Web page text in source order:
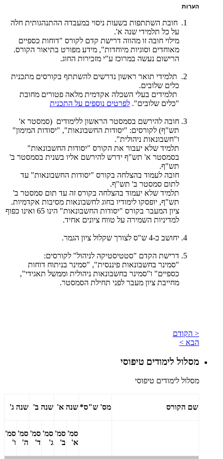
הערות
חובת השתתפות בשעות ניסוי במעבדה ההתנהגותית חלה
על כל תלמידי שנה א'.
מילוי חובה זו מהווה דרישת קדם לקורס "דוחות כספיים
מאוחדים וסוגיות מיוחדות", מידע מפורט בתיאור הקורס.
הרישום נעשה במרוכז ע"י מזכירות החוג.
תלמידי תואר ראשון נדרשים להשתתף בקורסים מתכנית
כלים שלובים.
תלמידים בעלי השכלה אקדמית מלאה פטורים מחובת
"כלים שלובים". לפרטים נוספים על התכנית
חובה להירשם בסמסטר הראשון ללימודים (סמסטר א'
תש"ף) לקורסים: "יסודות החשבונאות", "יסודות המימון"
ו"חשבונאות ניהולית".
תלמיד שלא יעבור את הקורס "יסודות החשבונאות"
בסמסטר א' תש"ף ידרש להירשם אליו בשנית בסמסטר ב'
תש"ף.
חובה לעמוד בהצלחה בקורס "יסודות החשבונאות" עד
לתום סמסטר ב' תש"ף.
תלמיד שלא יעמוד בהצלחה בקורס זה עד תום סמסטר ב'
תש"ף, יופסקו לימודיו בחוג לחשבונאות מסיבות אקדמיות.
ציון המעבר בקורס "יסודות החשבונאות" הינו 65 ואינו כפוף
למדיניות השמירה על טווח ציונים אחיד.
יחושב כ-4 ש"ס לצורך שקלול ציון הגמר.
דרישת הקדם "סטטיסטיקה לניהול" לקורסים:
"סמינר בחשבונאות פיננסית", "סמינר בניתוח דוחות
כספיים" ו"סמינר בחשבונאות ניהולית וממשל תאגידי",
מחייבת ציון מעבר לפני תחילת הסמסטר.
< הקודם
הבא >
מסלול לימודים טיפוסי
מסלול לימודים טיפוסי
שם הקורס מס' ש"ס*שנה א' שנה ב' שנה ג'
סמ'
א'
סמ'
ב'
סמ'
ג'
סמ'
ד'
סמ'
ה'
סמ'
ו'